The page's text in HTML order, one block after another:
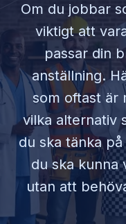
Om du jobbar
viktigt att
passar din
anställning.
som oftast är
vilka alternativ
du ska tänka
du ska kunna
utan att